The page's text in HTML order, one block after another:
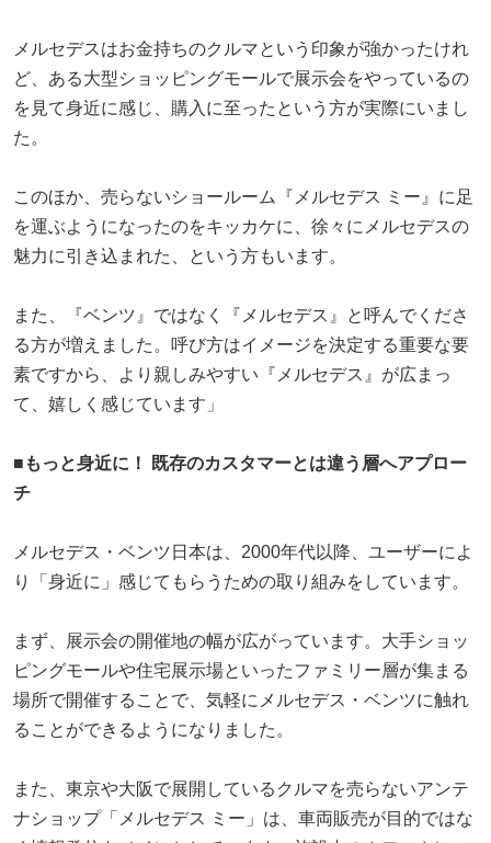
メルセデスはお金持ちのクルマという印象が強かったけれ
ど、ある大型ショッピングモールで展示会をやっているの
を見て身近に感じ、購入に至ったという方が実際にいまし
た。
このほか、売らないショールーム『メルセデス ミー』に足
を運ぶようになったのをキッカケに、徐々にメルセデスの
魅力に引き込まれた、という方もいます。
また、『ベンツ』ではなく『メルセデス』と呼んでくださ
る方が増えました。呼び方はイメージを決定する重要な要
素ですから、より親しみやすい『メルセデス』が広まっ
て、嬉しく感じています」
■もっと身近に！ 既存のカスタマーとは違う層へアプロー
チ
メルセデス・ベンツ日本は、2000年代以降、ユーザーによ
り「身近に」感じてもらうための取り組みをしています。
まず、展示会の開催地の幅が広がっています。大手ショッ
ピングモールや住宅展示場といったファミリー層が集まる
場所で開催することで、気軽にメルセデス・ベンツに触れ
ることができるようになりました。
また、東京や大阪で展開しているクルマを売らないアンテ
ナショップ「メルセデス ミー」は、車両販売が目的ではな